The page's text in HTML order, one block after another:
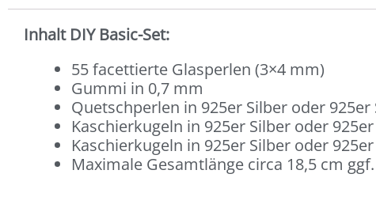
Inhalt DIY Basic-Set:
55 facettierte Glasperlen (3×4 mm)
Gummi in 0,7 mm
Quetschperlen in 925er Silber oder
Kaschierkugeln in 925er Silber oder
Kaschierkugeln in 925er Silber oder
Maximale Gesamtlänge circa 18,5 cm